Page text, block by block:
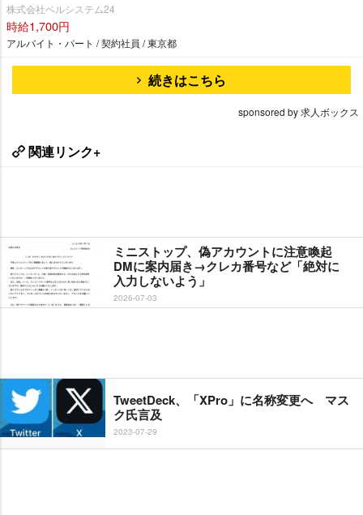
株式会社ベルシステム24
時給1,700円
アルバイト・パート / 契約社員 / 東京都
続きはこちら
sponsored by 求人ボックス
関連リンク+
ミニストップ、偽アカウントに注意喚起
DMに案内届き→クレカ番号など「絶対に
入力しないよう」
2026-07-03
TweetDeck、「XPro」に名称変更へ マス
ク氏言及
2023-07-29